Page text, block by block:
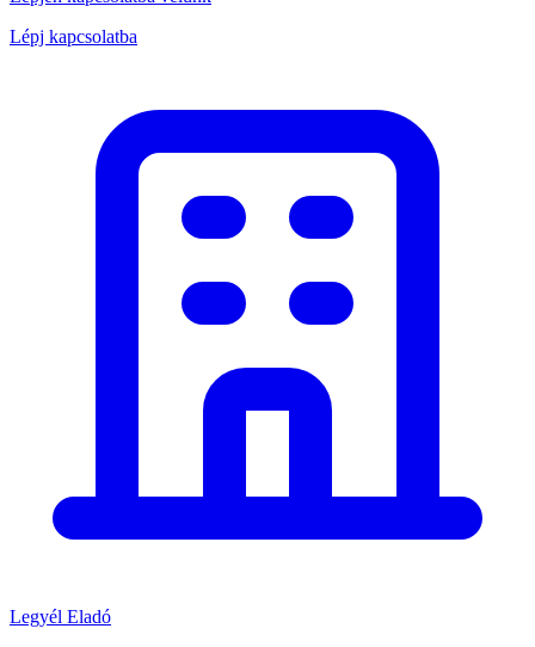
Lépj kapcsolatba
Legyél Eladó